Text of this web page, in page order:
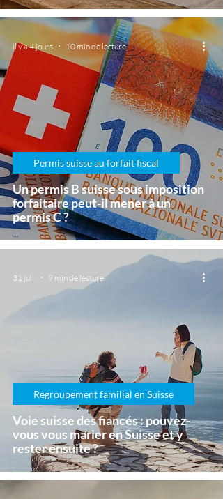
Un permis B suisse sous imposition
forfaitaire peut-il mener à un
permis C ?
Permis suisse au forfait fiscal
il y a 4 jours 10 min de lecture
Voie suisse des fiancés : pouvez-
vous vous marier en Suisse et y
rester ensuite ?
Regroupement familial en Suisse
31 juil. 9 min de lecture